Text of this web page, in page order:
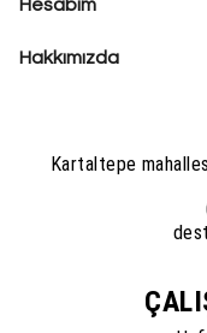
Hesabım
Hakkımızda
Kartaltepe